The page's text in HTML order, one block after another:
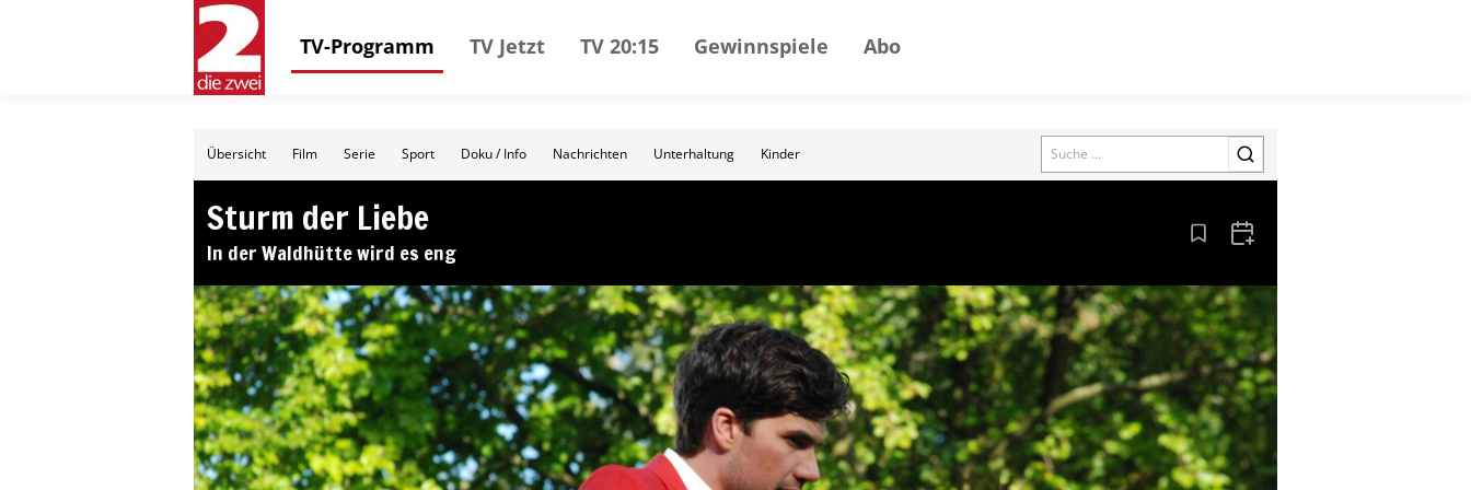
TV-Programm TV Jetzt TV 20:15 Gewinnspiele Abo
Übersicht Film Serie Sport Doku / Info Nachrichten Unterhaltung Kinder Search
Sturm der Liebe
In der Waldhütte wird es eng Aus den Lesezeichen entfernen
Zum Kalender hinzufügen